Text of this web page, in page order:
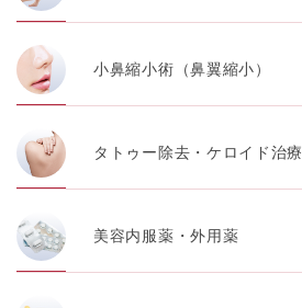
小鼻縮小術（鼻翼縮小）
タトゥー除去・ケロイド治療
美容内服薬・外用薬